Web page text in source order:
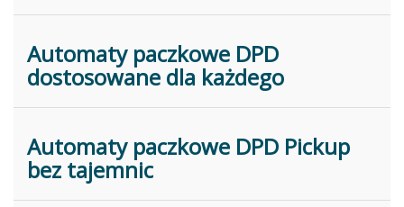
Automaty paczkowe DPD
dostosowane dla każdego
Automaty paczkowe DPD Pickup
bez tajemnic